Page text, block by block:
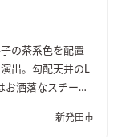
の茶系色を配置
出。勾配天井のL
お洒落なスチール
新発田市